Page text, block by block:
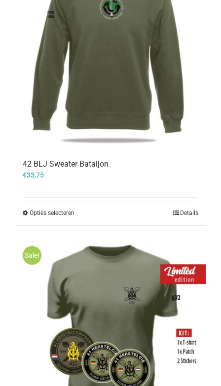
42 BLJ Sweater Bataljon
€33,75
Opties selecteren Details
Sale!